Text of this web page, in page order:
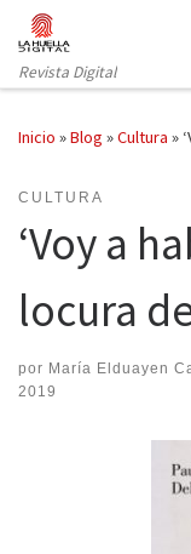
Saltar al contenido
Revista Digital
Inicio »Blog »Cultura »
CULTURA
‘Voy a
locura
por María Elduayen
2019